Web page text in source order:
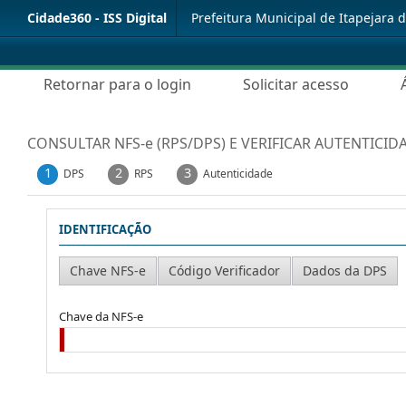
Cidade360 - ISS Digital Prefeitura Municipal de Itapejara
Retornar para o login Solicitar acesso
CONSULTAR NFS-e (RPS/DPS) E VERIFICAR
1 DPS 2 RPS 3 Autenticidade
IDENTIFICAÇÃO
Chave da NFS-e